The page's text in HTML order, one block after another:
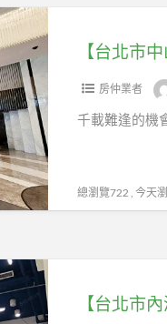
房仲業者
千載難逢的機
總瀏覽722 , 今天